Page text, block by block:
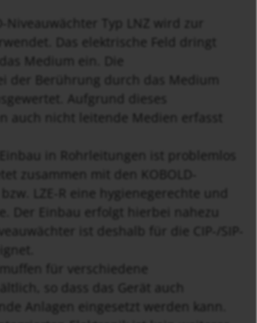
Niveauwächter Typ LNZ wird zur
Das elektrische Feld dringt
Medium ein. Die
der Berührung durch das Medium
Aufgrund dieses
auch nicht leitende Medien erfasst
in Rohrleitungen ist problemlos
zusammen mit den KOBOLD-
LZE-R eine hygienegerechte und
Der Einbau erfolgt hierbei nahezu
ist deshalb für die CIP-/SIP-
für verschiedene
Anlagen eingesetzt werden kann.